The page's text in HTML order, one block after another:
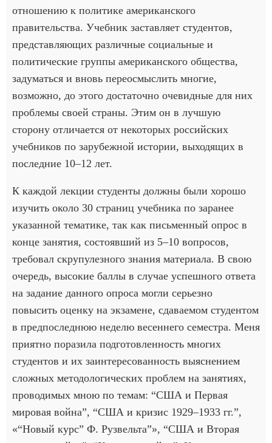
отношению к политике американского
правительства. Учебник заставляет студентов,
представляющих различные социальные и
политические группы американского общества,
задуматься и вновь переосмыслить многие,
возможно, до этого достаточно очевидные для них
проблемы своей страны. Этим он в лучшую
сторону отличается от некоторых российских
учебников по зарубежной истории, выходящих в
последние 10–12 лет.
К каждой лекции студенты должны были хорошо
изучить около 30 страниц учебника по заранее
указанной тематике, так как письменный опрос в
конце занятия, состоявший из 5–10 вопросов,
требовал скрупулезного знания материала. В свою
очередь, высокие баллы в случае успешного ответа
на задание данного опроса могли серьезно
повысить оценку на экзамене, сдаваемом студентом
в предпоследнюю неделю весеннего семестра. Меня
приятно поразила подготовленность многих
студентов и их заинтересованность выяснением
сложных методологических проблем на занятиях,
проводимых мною по темам: “США и Первая
мировая война”, “США и кризис 1929–1933 гг.”,
«“Новый курс” Ф. Рузвельта”», “США и Вторая